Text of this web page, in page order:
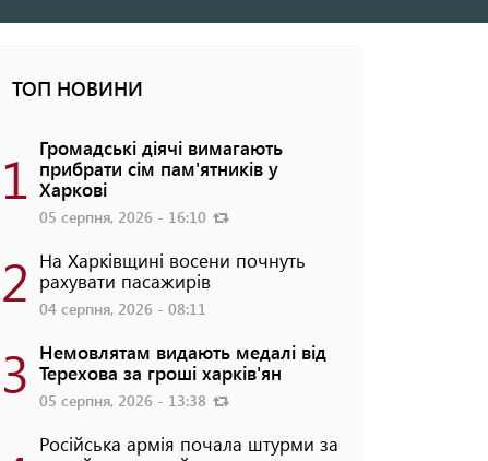
ТОП НОВИНИ
1 Громадські діячі вимагають
прибрати сім пам'ятників у
Харкові
05 серпня, 2026 - 16:10
2 На Харківщині восени почнуть
рахувати пасажирів
04 серпня, 2026 - 08:11
3 Немовлятам видають медалі від
Терехова за гроші харків'ян
05 серпня, 2026 - 13:38
Російська армія почала штурми за